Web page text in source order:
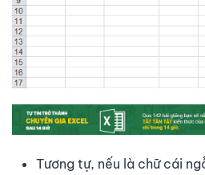
Tương tự, nếu là chữ cái